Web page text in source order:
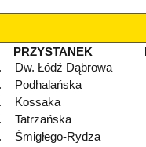
PRZYSTANEK
Dw. Łódź Dąbrowa
Podhalańska
Kossaka
Tatrzańska
Śmigłego-Rydza